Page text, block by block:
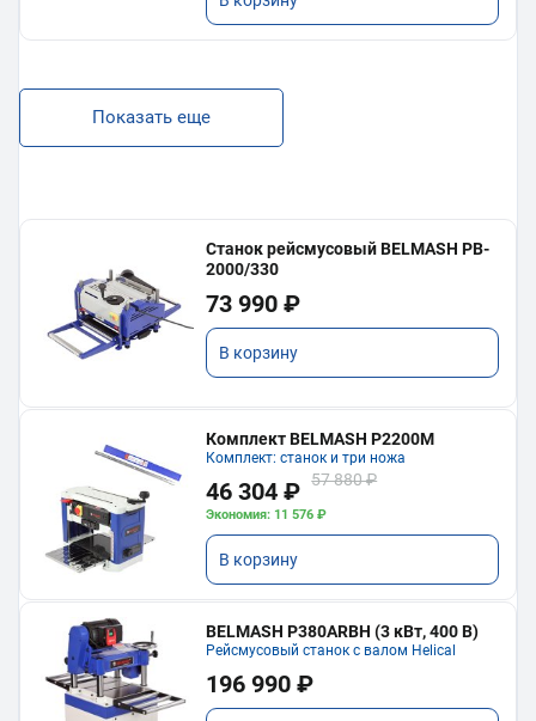
Показать еще
Станок рейсмусовый BELMASH PB-
2000/330
73 990 ₽
В корзину
Комплект BELMASH P2200M
Комплект: станок и три ножа
46 304 ₽ 57 880 ₽
Экономия: 11 576 ₽
В корзину
BELMASH P380ARBH (3 кВт, 400 В)
Рейсмусовый станок с валом Helical
196 990 ₽